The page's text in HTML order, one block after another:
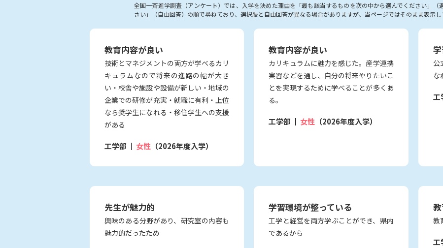
全国一斉進学調査（アンケート）では、入学を決めた理由を「最も該当するものを次の中から選んでください」（
さい」（自由回答）の順で尋ねており、選択肢と自由回答が異なる場合がありますが、当ページではそのまま表示し
教育内容が良い
技術とマネジメントの両方が学べるカリ
キュラムなので将来の進路の幅が大き
い・校舎や施設や設備が新しい・地域の
企業での研修が充実・就職に有利・上位
なら奨学生になれる・移住学生への支援
がある
工学部 女性 （2026年度入学）
教育内容が良い
カリキュラムに魅力を感じた。産学連携
実習などを通し、自分の将来やりたいこ
とを実現するために学べることが多くあ
る。
工学部 女性 （2026年度入学）
公
な
工
先生が魅力的
興味のある分野があり、研究室の内容も
魅力的だったため
学習環境が整っている
工学と経営を両方学ぶことができ、県内
であるから
教
工